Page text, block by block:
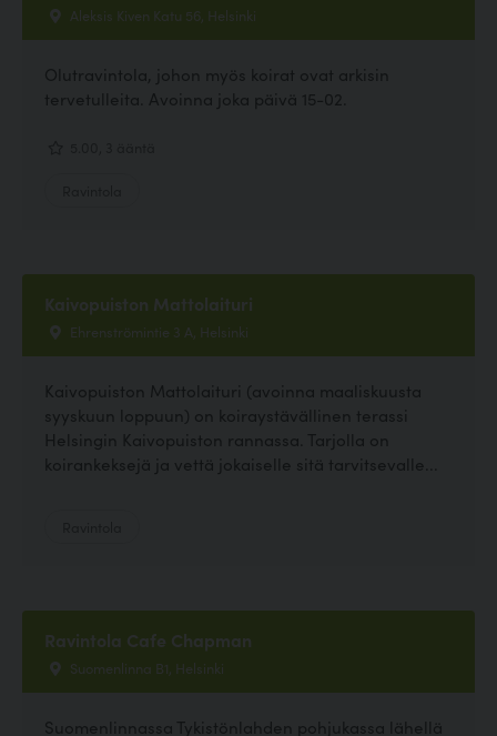
Aleksis Kiven Katu 56, Helsinki
Olutravintola, johon myös koirat ovat arkisin
tervetulleita. Avoinna joka päivä 15-02.
Kaivopuiston Mattolaituri
Ehrenströmintie 3 A, Helsinki
Kaivopuiston Mattolaituri (avoinna maaliskuusta
syyskuun loppuun) on koiraystävällinen terassi
Helsingin Kaivopuiston rannassa. Tarjolla on
koirankeksejä ja vettä jokaiselle sitä tarvitsevalle...
Ravintola Cafe Chapman
Suomenlinna B1, Helsinki
Suomenlinnassa Tykistönlahden pohjukassa lähellä